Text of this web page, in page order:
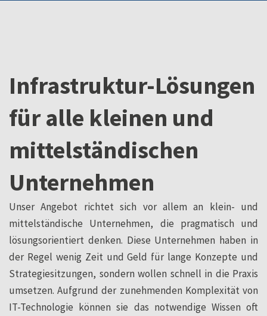
Infrastruktur-Lösungen
für alle kleinen und
mittelständischen
Unternehmen
Unser Angebot richtet sich vor allem an klein- und
mittelständische Unternehmen, die pragmatisch und
lösungsorientiert denken. Diese Unternehmen haben in
der Regel wenig Zeit und Geld für lange Konzepte und
Strategiesitzungen, sondern wollen schnell in die Praxis
umsetzen. Aufgrund der zunehmenden Komplexität von
IT-Technologie können sie das notwendige Wissen oft